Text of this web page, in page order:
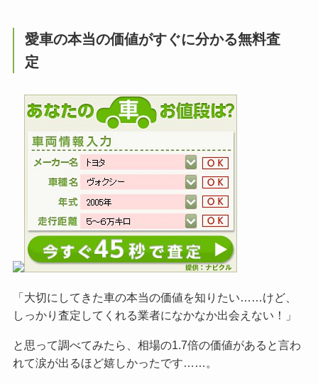
愛車の本当の価値がすぐに分かる無料査
定
「大切にしてきた車の本当の価値を知りたい……けど、
しっかり査定してくれる業者になかなか出会えない！」
と思って調べてみたら、相場の1.7倍の価値があると言わ
れて涙が出るほど嬉しかったです……。